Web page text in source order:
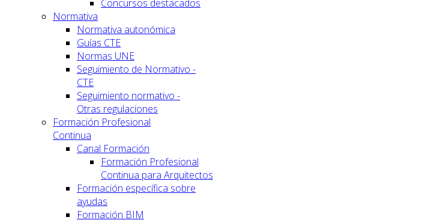
Concursos destacados
Normativa
Normativa autonómica
Guías CTE
Normas UNE
Seguimiento de Normativo -
CTE
Seguimiento normativo -
Otras regulaciones
Formación Profesional
Continua
Canal Formación
Formación Profesional
Continua para Arquitectos
Formación específica sobre
ayudas
Formación BIM